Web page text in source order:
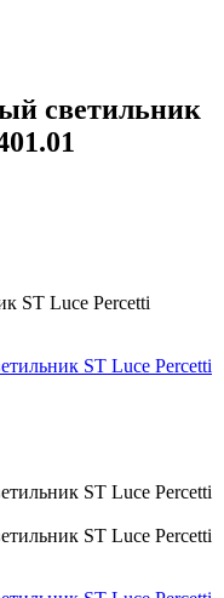
светильник
ST Luce Percetti